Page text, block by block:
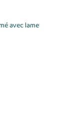
avec lame